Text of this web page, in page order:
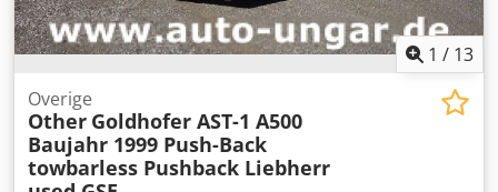
1 / 13
Overige
Other Goldhofer AST-1 A500
Baujahr 1999 Push-Back
towbarless Pushback Liebherr